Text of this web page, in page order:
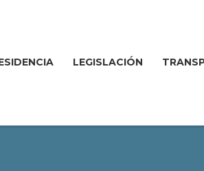
LEGISLACIÓN